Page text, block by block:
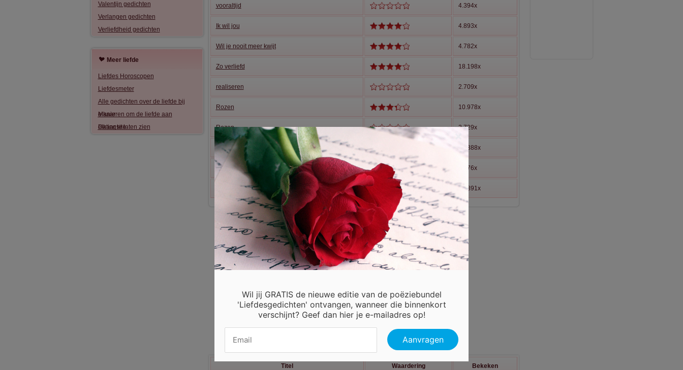
Valentijn gedichten
Verlangen gedichten
Verliefdheid gedichten
Meer liefde
Liefdes Horoscopen
Liefdesmeter
Alle gedichten over de liefde bij
elkaar
Manieren om de liefde aan
elkaar te laten zien
Datingsite
vooraltijd 4.394x
Ik wil jou 4.893x
Wil je nooit meer kwijt 4.782x
Zo verliefd 18.198x
realiseren 2.709x
Rozen 10.978x
Rozen 2.729x
Ben ik voor jou? 10.388x
Zie het als een mogelijkheid 2.676x
de liefde die er voor altijd is 67.891x
Titel Waardering Bekeken
Wil jij GRATIS de nieuwe editie van de poëziebundel
'Liefdesgedichten' ontvangen, wanneer die binnenkort
verschijnt? Geef dan hier je e-mailadres op!